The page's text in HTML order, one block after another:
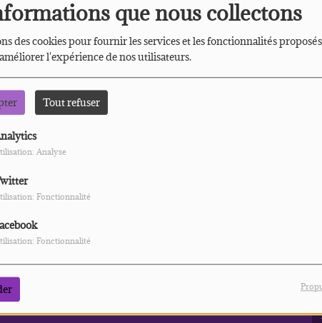
que nous collectons
des cookies pour fournir les services et les fonctionnalités
l'expérience de nos utilisateurs.
Tout refuser
Analyse
Fonctionnalité
Fonctionnalité
vous avez rencontré une
Il semble que la page que vous recherchez n’existe plus.
PHOTOS